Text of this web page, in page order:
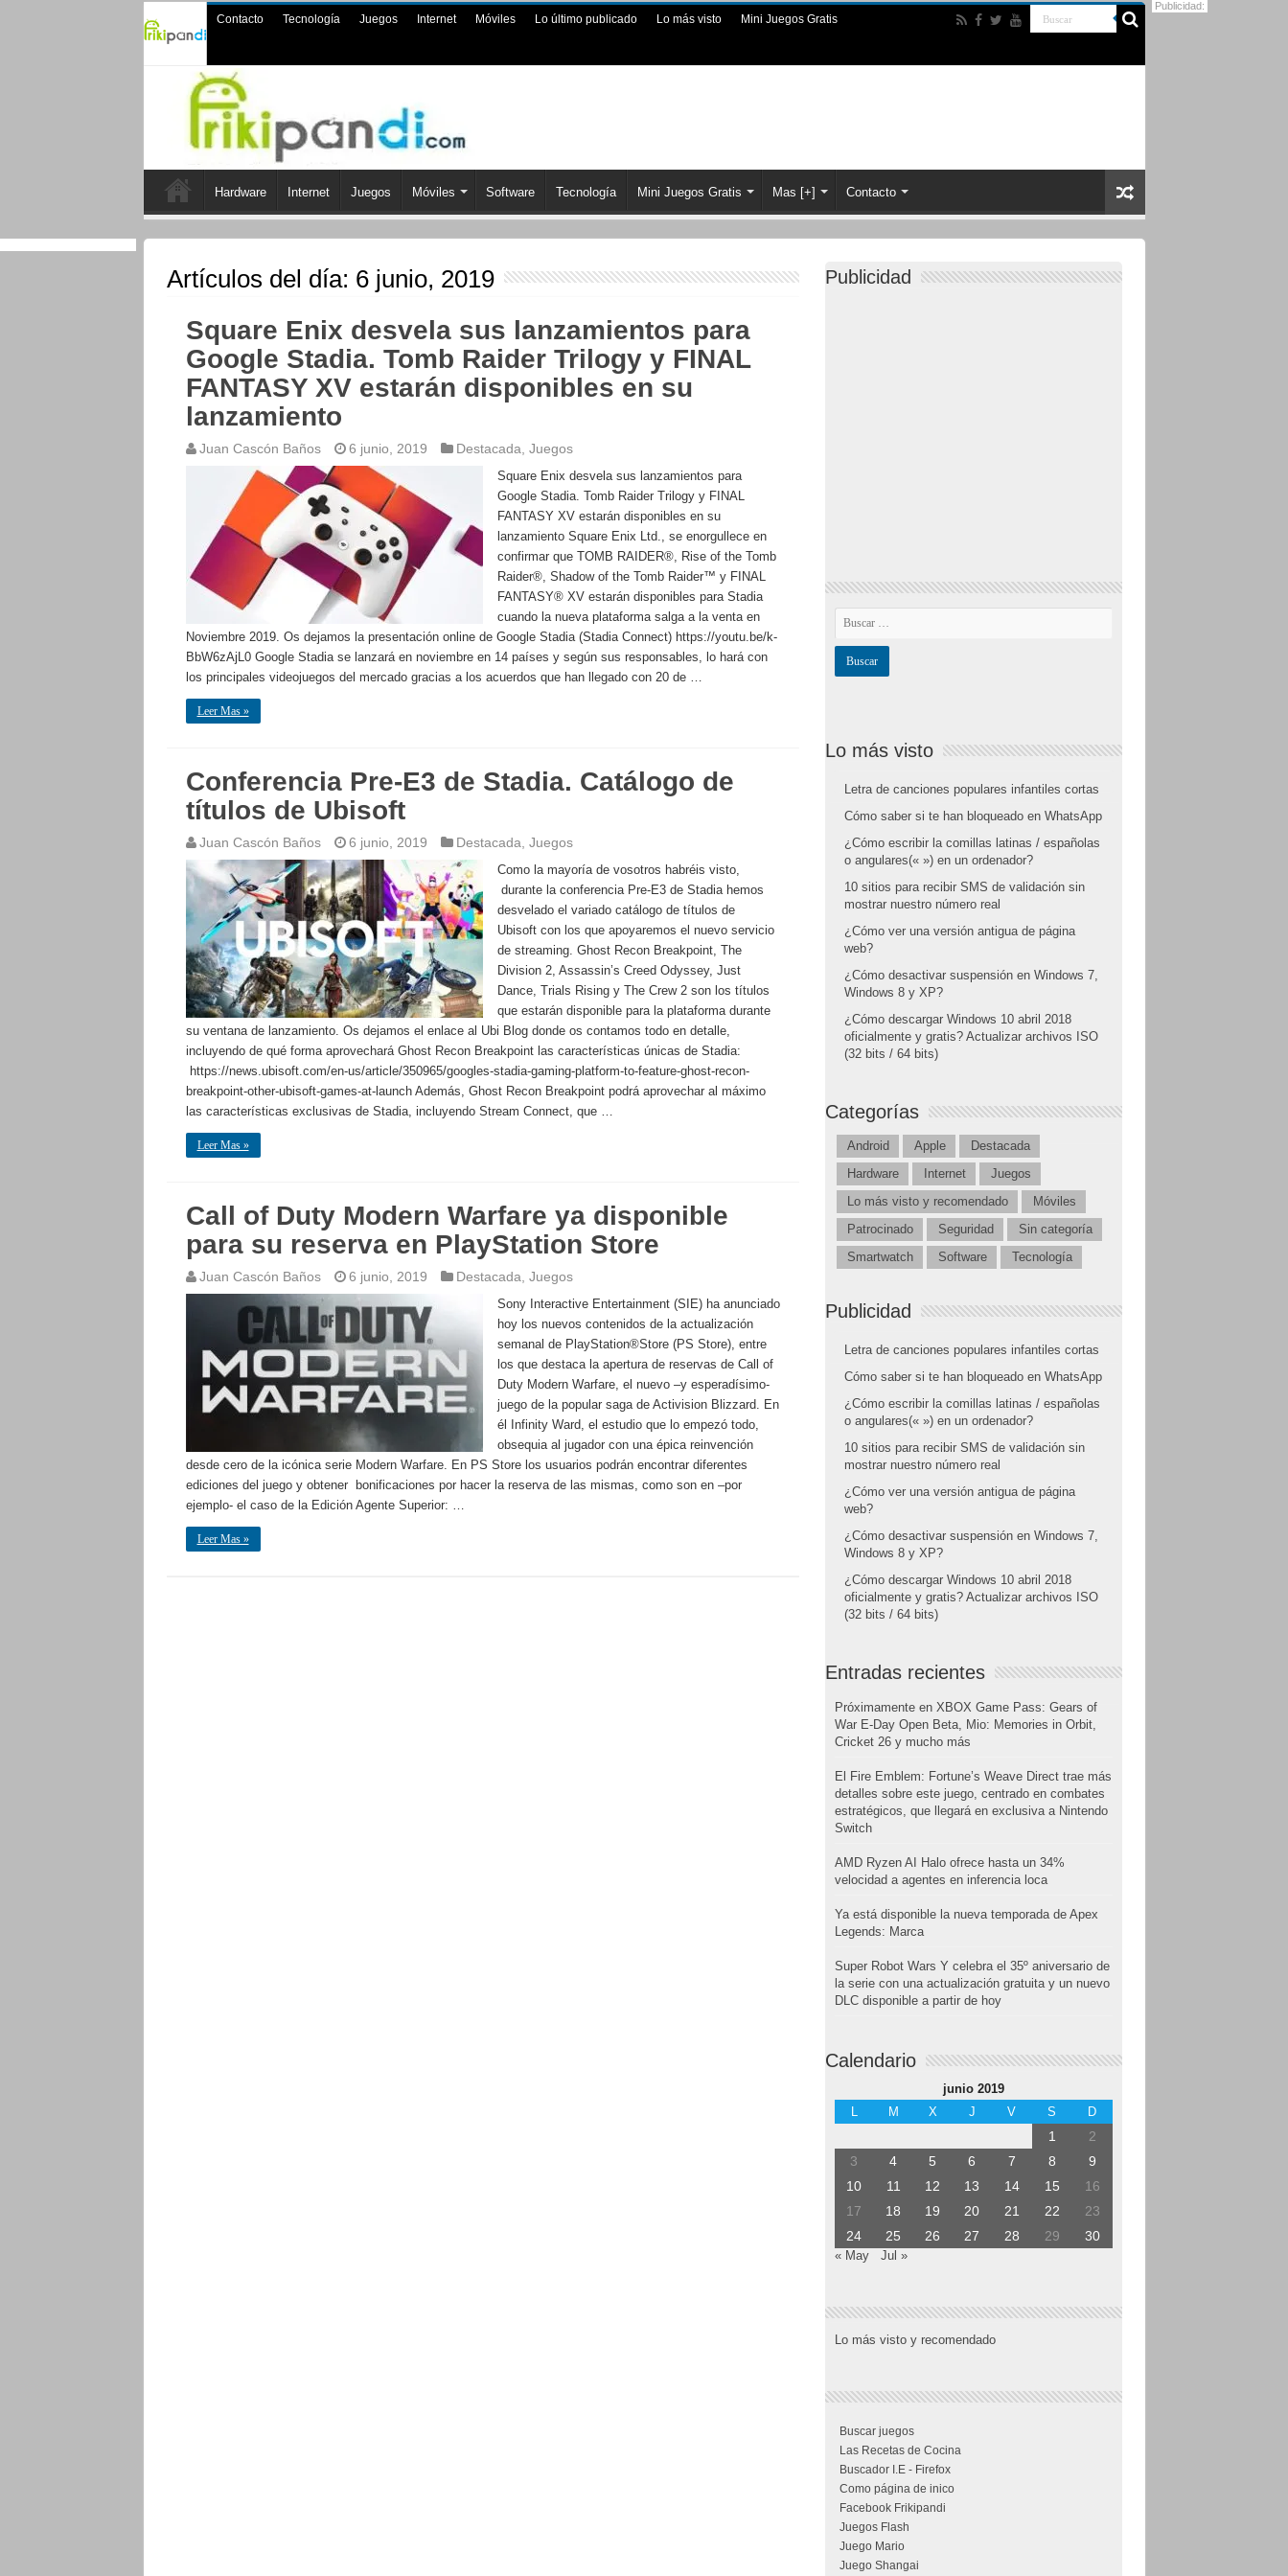
Contacto Tecnología Juegos Internet Móviles Lo último publicado Lo más visto Mini Juegos Gratis
Hardware Internet Juegos Móviles Software Tecnología Mini Juegos Gratis Mas [+] Contacto
Artículos del día: 6 junio, 2019
Square Enix desvela sus lanzamientos para
Google Stadia. Tomb Raider Trilogy y FINAL
FANTASY XV estarán disponibles en su
lanzamiento
Juan Cascón Baños 6 junio, 2019 Destacada Juegos
Square Enix desvela sus lanzamientos para
Google Stadia. Tomb Raider Trilogy y FINAL
FANTASY XV estarán disponibles en su
lanzamiento Square Enix Ltd., se enorgullece en
confirmar que TOMB RAIDER®, Rise of the Tomb
Raider®, Shadow of the Tomb Raider™ y FINAL
FANTASY® XV estarán disponibles para Stadia
cuando la nueva plataforma salga a la venta en
Noviembre 2019. Os dejamos la presentación online de Google Stadia (Stadia Connect) https://youtu.be/k-
BbW6zAjL0 Google Stadia se lanzará en noviembre en 14 países y según sus responsables, lo hará con
los principales videojuegos del mercado gracias a los acuerdos que han llegado con 20 de …
Leer Mas »
Conferencia Pre-E3 de Stadia. Catálogo de
títulos de Ubisoft
Juan Cascón Baños 6 junio, 2019 Destacada Juegos
Como la mayoría de vosotros habréis visto,
durante la conferencia Pre-E3 de Stadia hemos
desvelado el variado catálogo de títulos de
Ubisoft con los que apoyaremos el nuevo servicio
de streaming. Ghost Recon Breakpoint, The
Division 2, Assassin’s Creed Odyssey, Just
Dance, Trials Rising y The Crew 2 son los títulos
que estarán disponible para la plataforma durante
su ventana de lanzamiento. Os dejamos el enlace al Ubi Blog donde os contamos todo en detalle,
incluyendo de qué forma aprovechará Ghost Recon Breakpoint las características únicas de Stadia:
https://news.ubisoft.com/en-us/article/350965/googles-stadia-gaming-platform-to-feature-ghost-recon-
breakpoint-other-ubisoft-games-at-launch Además, Ghost Recon Breakpoint podrá aprovechar al máximo
las características exclusivas de Stadia, incluyendo Stream Connect, que …
Leer Mas »
Call of Duty Modern Warfare ya disponible
para su reserva en PlayStation Store
Juan Cascón Baños 6 junio, 2019 Destacada Juegos
Sony Interactive Entertainment (SIE) ha anunciado
hoy los nuevos contenidos de la actualización
semanal de PlayStation®Store (PS Store), entre
los que destaca la apertura de reservas de Call of
Duty Modern Warfare, el nuevo –y esperadísimo-
juego de la popular saga de Activision Blizzard. En
él Infinity Ward, el estudio que lo empezó todo,
obsequia al jugador con una épica reinvención
desde cero de la icónica serie Modern Warfare. En PS Store los usuarios podrán encontrar diferentes
ediciones del juego y obtener bonificaciones por hacer la reserva de las mismas, como son en –por
ejemplo- el caso de la Edición Agente Superior: …
Leer Mas »
Publicidad
Lo más visto
Letra de canciones populares infantiles cortas
Cómo saber si te han bloqueado en WhatsApp
¿Cómo escribir la comillas latinas / españolas
o angulares(« ») en un ordenador?
10 sitios para recibir SMS de validación sin
mostrar nuestro número real
¿Cómo ver una versión antigua de página
web?
¿Cómo desactivar suspensión en Windows 7,
Windows 8 y XP?
¿Cómo descargar Windows 10 abril 2018
oficialmente y gratis? Actualizar archivos ISO
(32 bits / 64 bits)
Categorías
Android Apple
Destacada
Hardware
Internet
Juegos
Lo más visto y recomendado
Móviles
Patrocinado
Seguridad
Sin categoría
Smartwatch
Software Tecnología
Publicidad
Letra de canciones populares infantiles cortas
Cómo saber si te han bloqueado en WhatsApp
¿Cómo escribir la comillas latinas / españolas
o angulares(« ») en un ordenador?
10 sitios para recibir SMS de validación sin
mostrar nuestro número real
¿Cómo ver una versión antigua de página
web?
¿Cómo desactivar suspensión en Windows 7,
Windows 8 y XP?
¿Cómo descargar Windows 10 abril 2018
oficialmente y gratis? Actualizar archivos ISO
(32 bits / 64 bits)
Entradas recientes
Próximamente en XBOX Game Pass: Gears of
War E-Day Open Beta, Mio: Memories in Orbit,
Cricket 26 y mucho más
El Fire Emblem: Fortune’s Weave Direct trae más
detalles sobre este juego, centrado en combates
estratégicos, que llegará en exclusiva a Nintendo
Switch
AMD Ryzen AI Halo ofrece hasta un 34%
velocidad a agentes en inferencia loca
Ya está disponible la nueva temporada de Apex
Legends: Marca
Super Robot Wars Y celebra el 35º aniversario de
la serie con una actualización gratuita y un nuevo
DLC disponible a partir de hoy
Calendario
junio 2019
L
M X J V S D
1
2
3
4 5 6 7 8
9
10
11 12 13 14 15
16
17
18 19 20 21 22
23
24
25 26 27 28 29 30
« May Jul »
Lo más visto y recomendado
Buscar juegos
Las Recetas de Cocina
Buscador I.E - Firefox
Como página de inico
Facebook Frikipandi
Juegos Flash
Juego Mario
Juego Shangai
Publicidad: